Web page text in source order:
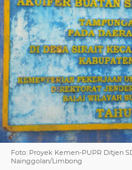
Foto: Proyek Kemen-PUPR Ditjen
Nainggolan/Limbong